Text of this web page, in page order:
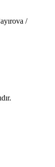
/